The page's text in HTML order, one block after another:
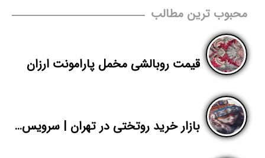
محبوب ترین مطالب
قیمت روبالشی مخمل پارامونت ارزان
بازار خرید روتختی در تهران | سرویس روتختی پسرانه اسپرت جدید